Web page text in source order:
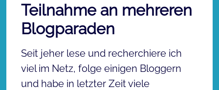
Teilnahme an mehreren
Blogparaden
Seit jeher lese und recherchiere ich
viel im Netz, folge einigen Bloggern
und habe in letzter Zeit viele